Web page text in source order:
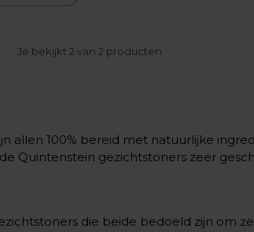
Je bekijkt 2 van 2 producten
allen 100% bereid met natuurlijke
Quintenstein gezichtstoners zeer
die beide bedoeld zijn om